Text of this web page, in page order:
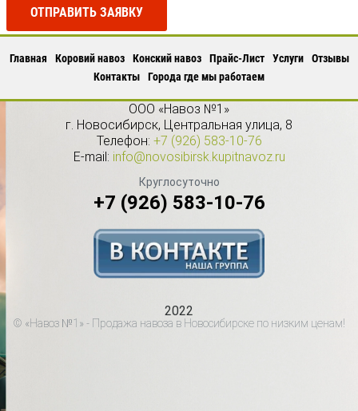
ОТПРАВИТЬ ЗАЯВКУ
Главная Коровий навоз Конский навоз Прайс-Лист Услуги
Отзывы
Контакты
Города где мы работаем
ООО «Навоз №1»
г. Новосибирск, Центральная улица, 8
Телефон: +7 (926) 583-10-76
E-mail: info@novosibirsk.kupitnavoz.ru
Круглосуточно
+7 (926) 583-10-76
2022
© «Навоз №1» - Продажа навоза в Новосибирске по низким ценам!